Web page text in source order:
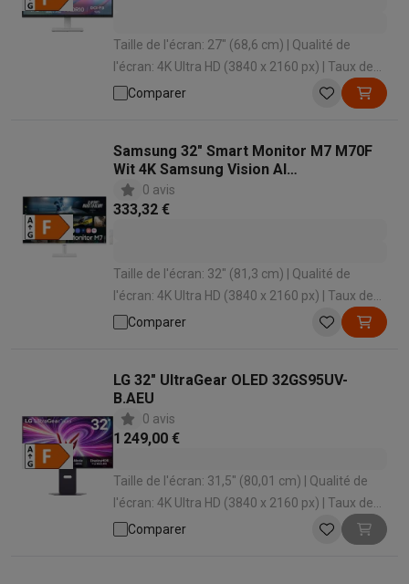
Taille de l'écran: 27" (68,6 cm) | Qualité de
l'écran: 4K Ultra HD (3840 x 2160 px) | Taux de
rafraîchissement: 60 Hz | Temps de réponse: 5
Comparer
Samsung 32" Smart Monitor M7 M70F
Wit 4K Samsung Vision AI
LS32FM703UUXEN
0 avis
333,32 €
Taille de l'écran: 32" (81,3 cm) | Qualité de
l'écran: 4K Ultra HD (3840 x 2160 px) | Taux de
rafraîchissement: 60 Hz | Temps de réponse: 4
Comparer
LG 32" UltraGear OLED 32GS95UV-
B.AEU
0 avis
1 249,00 €
Taille de l'écran: 31,5" (80,01 cm) | Qualité de
l'écran: 4K Ultra HD (3840 x 2160 px) | Taux de
rafraîchissement: 240 Hz | Temps de réponse:
Comparer